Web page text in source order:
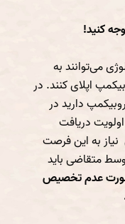
کنید!
می‌توانند به
اپلای کنند. در
دارید در
دریافت
به این فرصت
متقاضی باید
صورت عدم تخصیص